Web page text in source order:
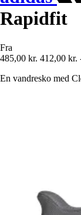
Rapidfit
Fra
485,00 kr. 412,00 kr.
En vandresko med